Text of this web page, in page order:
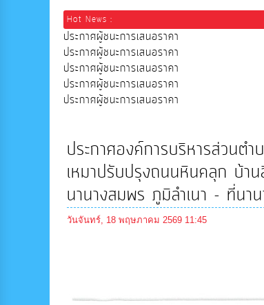
Hot News :
ประกาศผู้ชนะการเสนอราคา
ประกาศผู้ชนะการเสนอราคา
ประกาศผู้ชนะการเสนอราคา
ประกาศผู้ชนะการเสนอราคา
ประกาศผู้ชนะการเสนอราคา
ประกาศองค์การบริหารส่วนตำ
เหมาปรับปรุงถนนหินคลุก บ้า
นานางสมพร ภูมิลำเนา - ที่นา
วันจันทร์, 18 พฤษภาคม 2569 11:45